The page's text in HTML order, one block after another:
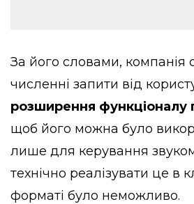
За його словами, компанія
численні запити від
розширення функціоналу
щоб його можна було
лише для керування
технічно реалізувати це в
форматі було неможливо.